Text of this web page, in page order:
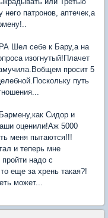
патронов, аптечек,а
Шел себе к Бару,а на
изогнутый!Плачет
просит 5
путь
Сидор и
оценили!Аж 5000
меня пытаются!!!
и теперь мне
пройти надо с
еще за хрень такая?!
может...